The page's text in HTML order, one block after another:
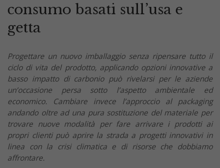
consumo basati sull’usa e
getta
Progettare un nuovo imballaggio senza ripensare tutto il
ciclo di vita del prodotto, applicando opzioni innovative a
basso impatto di carbonio può rivelarsi per le aziende
un’occasione persa sotto l’aspetto ambientale ed
economico. Cambiare invece l’approccio al packaging
andando oltre ad una pura sostituzione del materiale per
trovare nuove modalità per fare arrivare i prodotti ai
propri clienti può aprire la strada a progetti innovativi in
linea con la crisi climatica e di risorse che dobbiamo
affrontare.